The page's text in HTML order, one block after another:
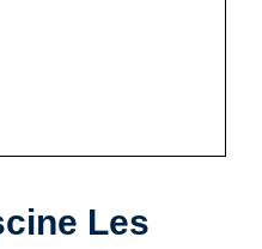
Les